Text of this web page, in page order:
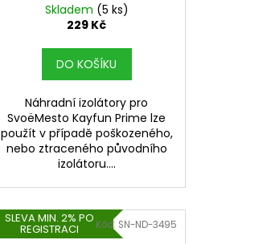
Skladem (5 ks)
229 Kč
DO KOŠÍKU
Náhradní izolátory pro
SvoëMesto Kayfun Prime lze
použít v případě poškozeného,
nebo ztraceného původního
izolátoru....
SLEVA MIN. 2% PO
REGISTRACI Kód: SN-ND-3495